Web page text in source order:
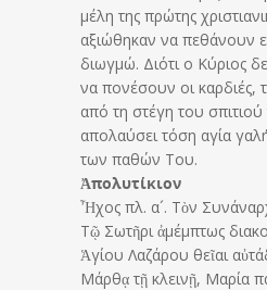
μέλη της πρώτης
αξιώθηκαν να πεθάνουν
διωγμώ. Διότι ο Κύριος
να πονέσουν οι καρδιές,
από τη στέγη του σπιτιού
απολαύσει τόση αγία
των παθών Του.
Ἀπολυτίκιον
Ἦχος πλ. α´. Τὸν
Τῷ Σωτῆρι ἀμέμπτως
Ἁγίου Λαζάρου θεῖαι
Μάρθᾳ τῇ κλεινῇ, Μαρία